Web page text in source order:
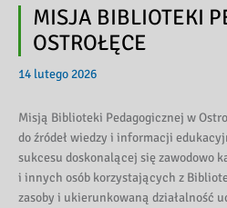
MISJA BIBLIOTEKI
OSTROŁĘCE
14 lutego 2026
Misją Biblioteki Pedagogicznej w
do źródeł wiedzy i informacji
sukcesu doskonalącej się zawodowo
i innych osób korzystających z
zasoby i ukierunkowaną działalność